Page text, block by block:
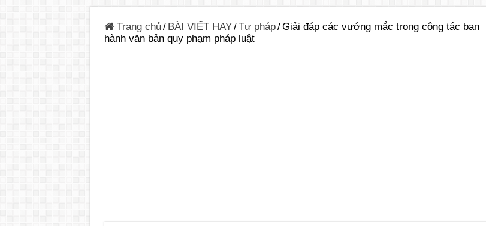
Trang chủ/ BÀI VIẾT HAY/Tư pháp/Giải đáp các vướng mắc trong công tác ban
hành văn bản quy phạm pháp luật